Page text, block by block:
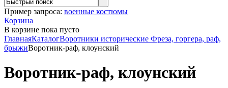
Пример запроса: военные костюмы
Корзина
В корзине пока пусто
ГлавнаяКаталогВоротники исторические Фреза, горгера, раф,
брыжиВоротник-раф, клоунский
Воротник-раф, клоунский